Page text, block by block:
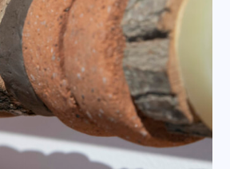
caoba, ládano, lámina /
canal de la mar halla > A partir
creamos una estructura de haya
agua. Una boa, dibujada con
(resina jara) sobre una
con leds, se refleja sobre la
cuyo sinuoso movimiento
En este juego de equilibrios, el